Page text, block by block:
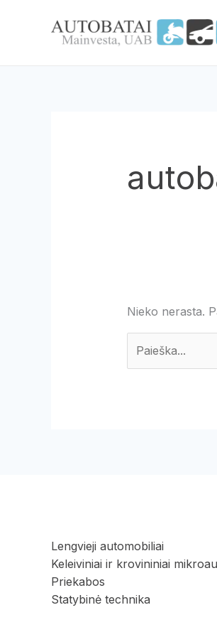
Nieko nerasta.
Lengvieji automobiliai
Keleiviniai ir krovininiai
Priekabos
Statybinė technika